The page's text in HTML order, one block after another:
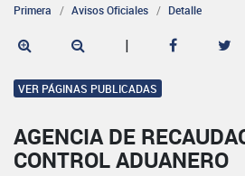
Primera Avisos Oficiales Detalle
|
VER PÁGINAS PUBLICADAS
AGENCIA DE
CONTROL ADUANERO